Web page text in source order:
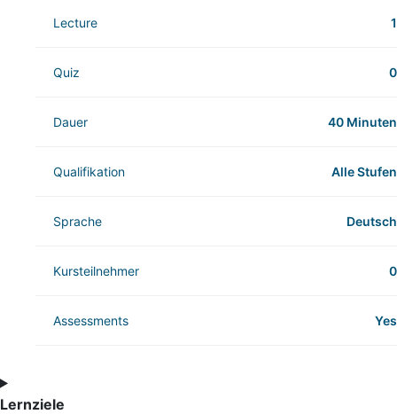
Lecture 1
Quiz 0
Dauer 40 Minuten
Qualifikation Alle Stufen
Sprache Deutsch
Kursteilnehmer 0
Assessments Yes
Lernziele